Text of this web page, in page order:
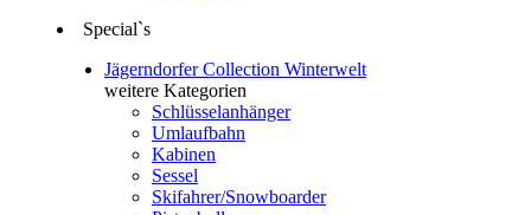
Special`s
Jägerndorfer Collection Winterwelt
weitere Kategorien
Schlüsselanhänger
Umlaufbahn
Kabinen
Sessel
Skifahrer/Snowboarder